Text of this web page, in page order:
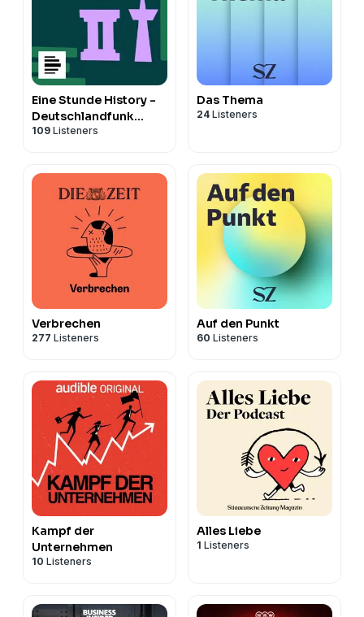
Eine Stunde History -
Deutschlandfunk
Nova
109 Listeners
Das Thema
24 Listeners
Verbrechen
277 Listeners
Auf den Punkt
60 Listeners
Kampf der
Unternehmen
10 Listeners
Alles Liebe
1 Listeners